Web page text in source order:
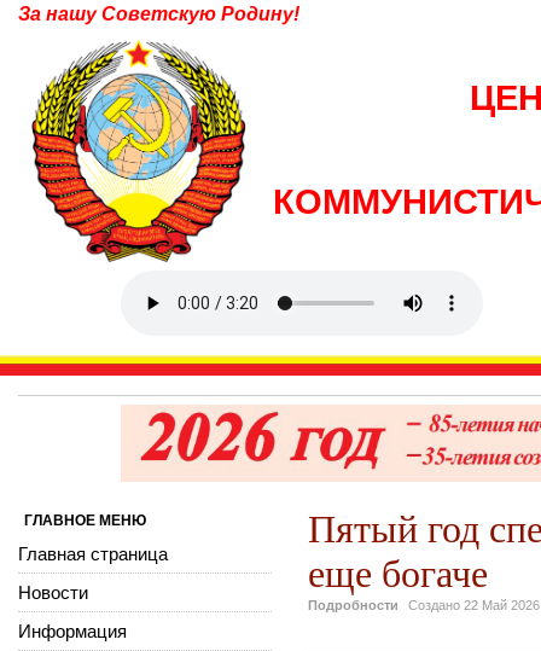
За нашу Советскую Родину!
Пятый год
еще богаче
Подробности Создано 22 Май 2026
ГЛАВНОЕ МЕНЮ
Главная страница
Новости
Информация